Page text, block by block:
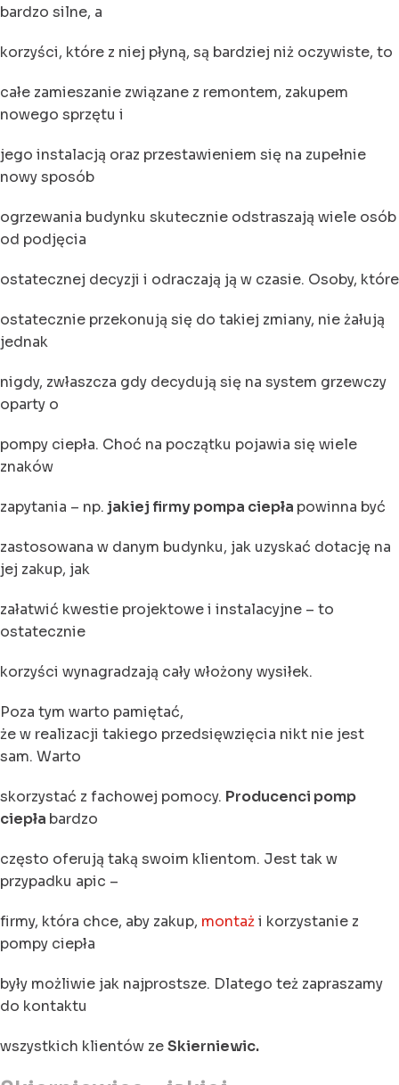
bardzo silne, a
korzyści, które z niej płyną, są bardziej niż oczywiste, to
całe zamieszanie związane z remontem, zakupem
nowego sprzętu i
jego instalacją oraz przestawieniem się na zupełnie
nowy sposób
ogrzewania budynku skutecznie odstraszają wiele osób
od podjęcia
ostatecznej decyzji i odraczają ją w czasie. Osoby, które
ostatecznie przekonują się do takiej zmiany, nie żałują
jednak
nigdy, zwłaszcza gdy decydują się na system grzewczy
oparty o
pompy ciepła. Choć na początku pojawia się wiele
znaków
zapytania – np. jakiej firmy pompa ciepła powinna być
zastosowana w danym budynku, jak uzyskać dotację na
jej zakup, jak
załatwić kwestie projektowe i instalacyjne – to
ostatecznie
korzyści wynagradzają cały włożony wysiłek.
Poza tym warto pamiętać,
że w realizacji takiego przedsięwzięcia nikt nie jest
sam. Warto
skorzystać z fachowej pomocy. Producenci pomp
ciepła bardzo
często oferują taką swoim klientom. Jest tak w
przypadku apic –
firmy, która chce, aby zakup, montażi korzystanie z
pompy ciepła
były możliwie jak najprostsze. Dlatego też zapraszamy
do kontaktu
wszystkich klientów zeSkierniewic.